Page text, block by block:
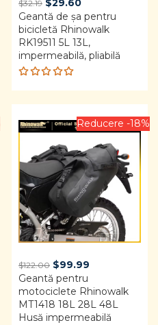
$32.19
price
was:
$32.19.
$29.60
price
is:
$29.60.
Geantă de șa pentru
bicicletă Rhinowalk
RK19511 5L 13L,
impermeabilă, pliabilă
Rated
4.92out
Reducere -18%
$122.00 Original
price
was:
$122.00.
$99.99
is:
$99.99.
Geantă pentru
motociclete Rhinowalk
MT1418 18L 28L 48L
Husă impermeabilă